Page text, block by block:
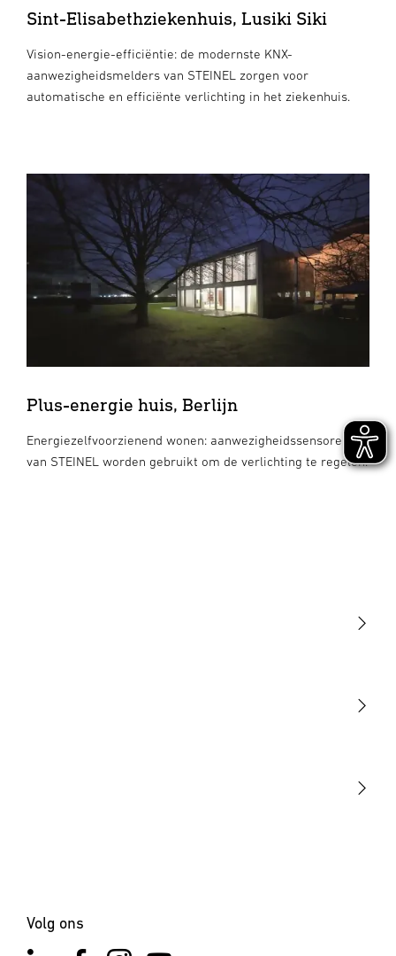
Sint-Elisabethziekenhuis, Lusiki Siki
Vision-energie-efficiëntie: de modernste KNX-
aanwezigheidsmelders van STEINEL zorgen voor
automatische en efficiënte verlichting in het ziekenhuis.
Plus-energie huis, Berlijn
Energiezelfvoorzienend wonen: aanwezigheidssensoren
van STEINEL worden gebruikt om de verlichting te regelen.
Volg ons